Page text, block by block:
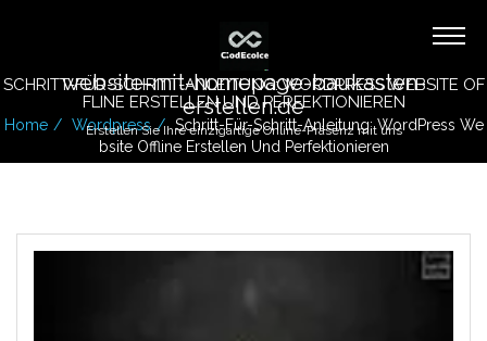
website-mit-homepage-baukasten-
erstellen.de
Erstellen Sie Ihre einzigartige Online-Präsenz mit uns
SCHRITT-FÜR-SCHRITT-ANLEITUNG: WORDPRESS WEBSITE OF
FLINE ERSTELLEN UND PERFEKTIONIEREN
Home Wordpress
Schritt-Für-Schritt-Anleitung: WordPress We
Bsite Offline Erstellen Und Perfektionieren